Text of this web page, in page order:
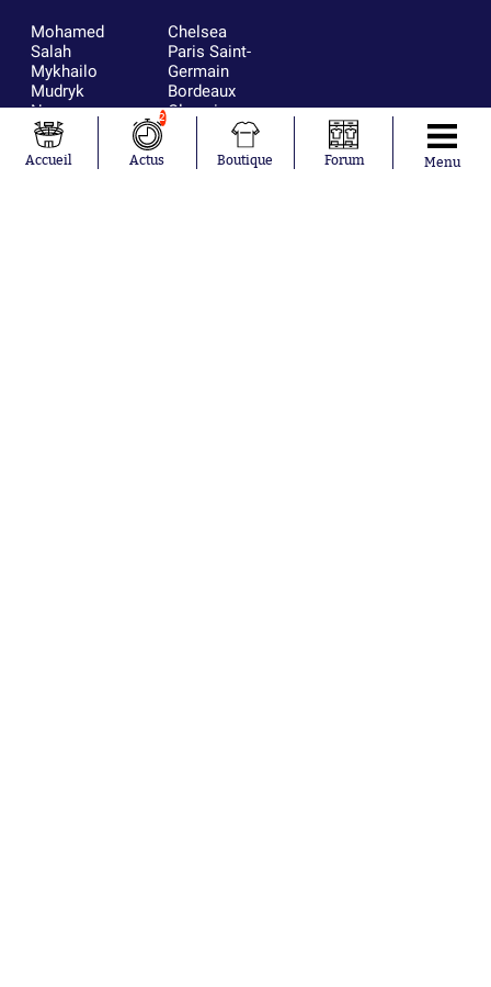
Mohamed
Salah
Mykhailo
Mudryk
Neymar
Khalis Merah
Loïs Openda
Moussa
Chelsea
Paris Saint-
Germain
Bordeaux
Olympique
Real Madrid
Accueil
2
Actus Boutique Forum Menu